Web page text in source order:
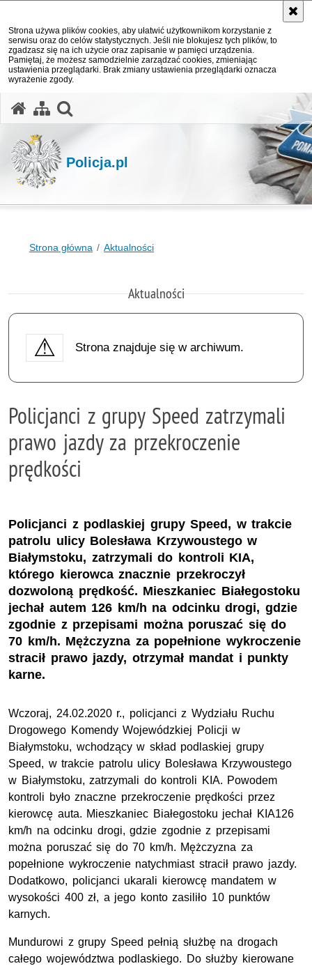
Strona używa plików cookies, aby ułatwić użytkownikom korzystanie z
serwisu oraz do celów statystycznych. Jeśli nie blokujesz tych plików, to
zgadzasz się na ich użycie oraz zapisanie w pamięci urządzenia.
Pamiętaj, że możesz samodzielnie zarządzać cookies, zmieniając
ustawienia przeglądarki. Brak zmiany ustawienia przeglądarki oznacza
wyrażenie zgody.
Policja.pl
Strona główna Aktualności
Aktualności
Strona znajduje się w archiwum.
Policjanci z grupy Speed zatrzymali
prawo jazdy za przekroczenie
prędkości
Policjanci z podlaskiej grupy Speed, w trakcie
patrolu ulicy Bolesława Krzywoustego w
Białymstoku, zatrzymali do kontroli KIA,
którego kierowca znacznie przekroczył
dozwoloną prędkość. Mieszkaniec Białegostoku
jechał autem 126 km/h na odcinku drogi, gdzie
zgodnie z przepisami można poruszać się do
70 km/h. Mężczyzna za popełnione wykroczenie
stracił prawo jazdy, otrzymał mandat i punkty
karne.
Wczoraj, 24.02.2020 r., policjanci z Wydziału Ruchu
Drogowego Komendy Wojewódzkiej Policji w
Białymstoku, wchodzący w skład podlaskiej grupy
Speed, w trakcie patrolu ulicy Bolesława Krzywoustego
w Białymstoku, zatrzymali do kontroli KIA. Powodem
kontroli było znaczne przekroczenie prędkości przez
kierowcę auta. Mieszkaniec Białegostoku jechał KIA126
km/h na odcinku drogi, gdzie zgodnie z przepisami
można poruszać się do 70 km/h. Mężczyzna za
popełnione wykroczenie natychmiast stracił prawo jazdy.
Dodatkowo, policjanci ukarali kierowcę mandatem w
wysokości 400 zł, a jego konto zasiliło 10 punktów
karnych.
Mundurowi z grupy Speed pełnią służbę na drogach
całego województwa podlaskiego. Do służby kierowane